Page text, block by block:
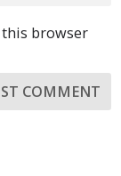
this browser